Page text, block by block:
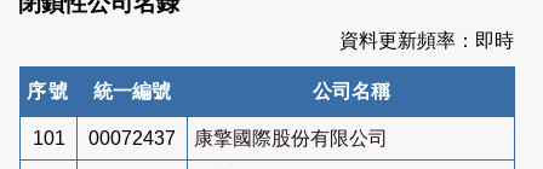
資料更新頻率：即時
序號 統一編號 公司名稱
101 00072437 康擎國際股份有限公司